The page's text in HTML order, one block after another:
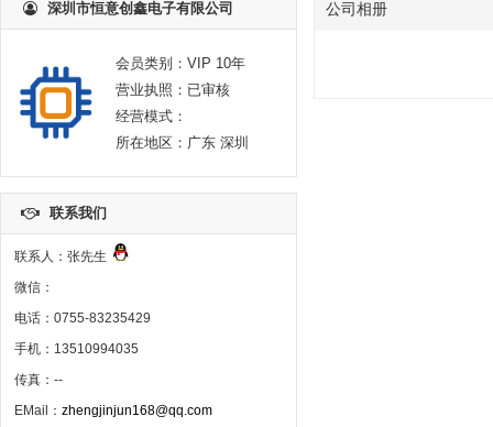
深圳市恒意创鑫电子有限公司
会员类别：VIP 10年
营业执照：已审核
经营模式：
所在地区：广东 深圳
联系我们
联系人：张先生
微信：
电话：0755-83235429
手机：13510994035
传真：--
EMail： zhengjinjun168@qq.com
公司相册